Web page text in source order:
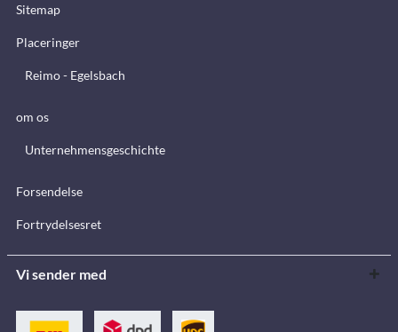
Sitemap
Placeringer
Reimo - Egelsbach
om os
Unternehmensgeschichte
Forsendelse
Fortrydelsesret
Vi sender med